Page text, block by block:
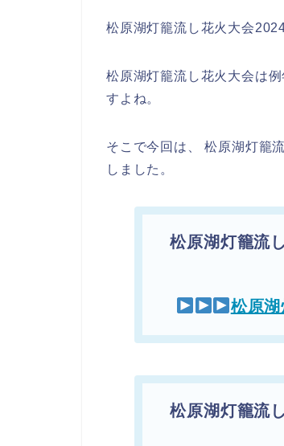
松原湖灯籠流し花火大会
松原湖灯籠流し花火大会は
すよね。
そこで今回は、 松原湖灯籠
しました。
松原湖灯籠流
松原
松原湖灯籠流